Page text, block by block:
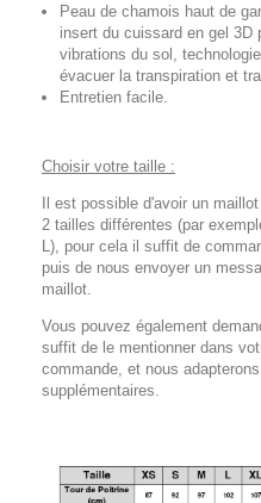
Peau de chamois haut de
insert du cuissard en gel 3D
vibrations du sol,
évacuer la transpiration et
Entretien facile.
Choisir votre taille :
Il est possible d'avoir un
2 tailles différentes (par
L), pour cela il suffit de
puis de nous envoyer un
maillot.
Vous pouvez également
suffit de le mentionner dans
commande, et nous
supplémentaires.